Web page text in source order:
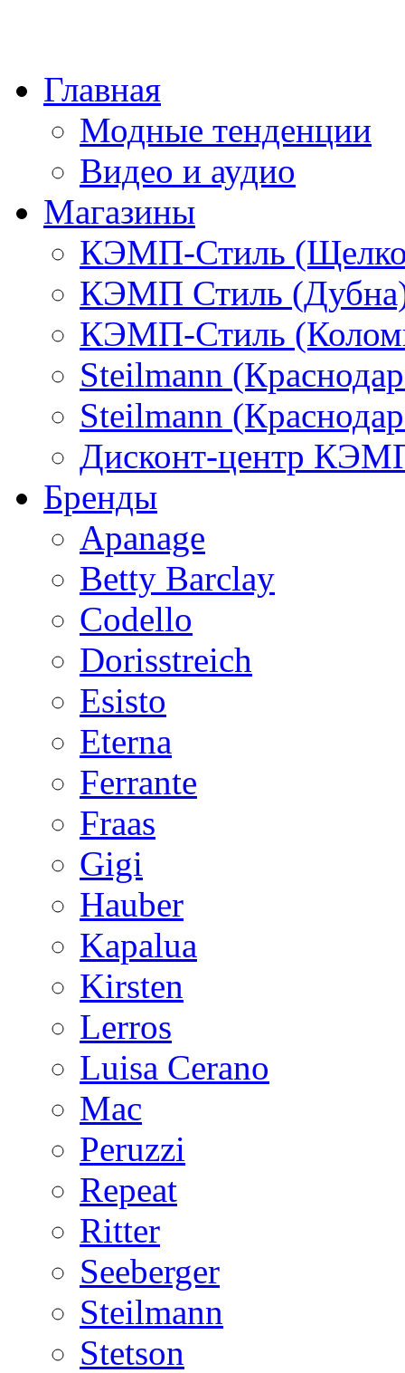
Главная
Модные тенденции
Видео и аудио
Магазины
КЭМП-Стиль
КЭМП Стиль
КЭМП-Стиль
Steilmann
Steilmann
Дисконт-центр
Бренды
Apanage
Betty Barclay
Codello
Dorisstreich
Esisto
Eterna
Ferrante
Fraas
Gigi
Hauber
Kapalua
Kirsten
Lerros
Luisa Cerano
Mac
Peruzzi
Repeat
Ritter
Seeberger
Steilmann
Stetson